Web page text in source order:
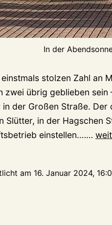
In der
stolzen Zahl an
zwei übrig geblieben
in der Großen Straße.
Slütter, in der Hagschen
einstellen.…… Es
die
am 16. Januar 2024,